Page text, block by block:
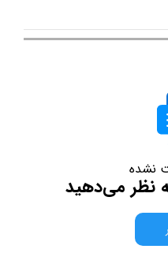
نشده
نظر می‌دهید